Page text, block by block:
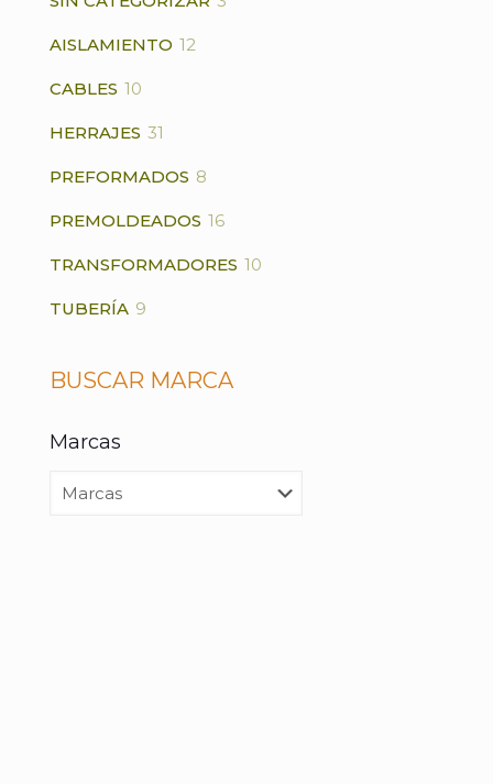
AISLAMIENTO 12
CABLES 10
HERRAJES 31
PREFORMADOS 8
PREMOLDEADOS 1616
TRANSFORMADORES 10
TUBERÍA 9
BUSCAR MARCA
Marcas